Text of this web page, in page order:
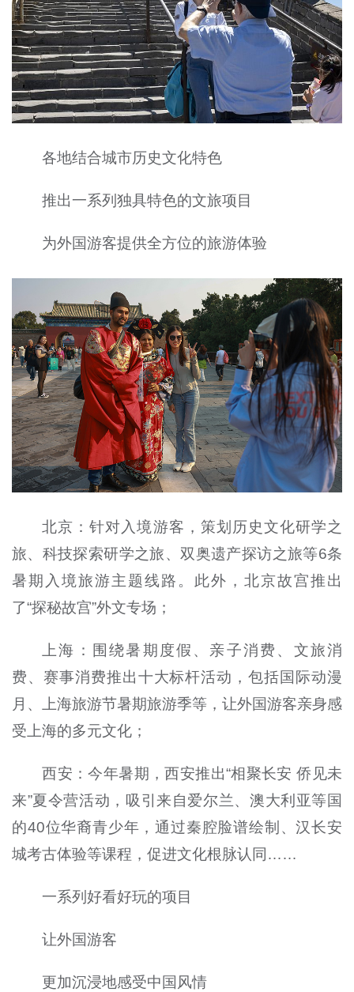
各地结合城市历史文化特色
推出一系列独具特色的文旅项目
为外国游客提供全方位的旅游体验
北京：针对入境游客，策划历史文化研学之
旅、科技探索研学之旅、双奥遗产探访之旅等6条
暑期入境旅游主题线路。此外，北京故宫推出
了“探秘故宫”外文专场；
上海：围绕暑期度假、亲子消费、文旅消
费、赛事消费推出十大标杆活动，包括国际动漫
月、上海旅游节暑期旅游季等，让外国游客亲身感
受上海的多元文化；
西安：今年暑期，西安推出“相聚长安 侨见未
来”夏令营活动，吸引来自爱尔兰、澳大利亚等国
的40位华裔青少年，通过秦腔脸谱绘制、汉长安
城考古体验等课程，促进文化根脉认同……
一系列好看好玩的项目
让外国游客
更加沉浸地感受中国风情